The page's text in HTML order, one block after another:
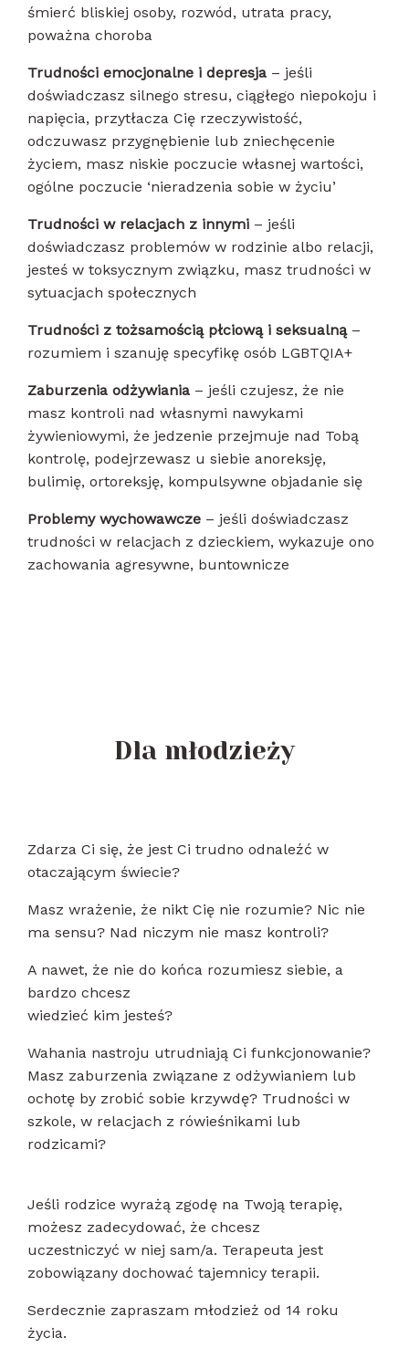
śmierć bliskiej osoby, rozwód, utrata pracy,
poważna choroba
Trudności emocjonalne i depresja – jeśli
doświadczasz silnego stresu, ciągłego niepokoju i
napięcia, przytłacza Cię rzeczywistość,
odczuwasz przygnębienie lub zniechęcenie
życiem, masz niskie poczucie własnej wartości,
ogólne poczucie ‘nieradzenia sobie w życiu’
Trudności w relacjach z innymi – jeśli
doświadczasz problemów w rodzinie albo relacji,
jesteś w toksycznym związku, masz trudności w
sytuacjach społecznych
Trudności z tożsamością płciową i seksualną–
rozumiem i szanuję specyfikę osób LGBTQIA+
Zaburzenia odżywiania – jeśli czujesz, że nie
masz kontroli nad własnymi nawykami
żywieniowymi, że jedzenie przejmuje nad Tobą
kontrolę, podejrzewasz u siebie anoreksję,
bulimię, ortoreksję, kompulsywne objadanie się
Problemy wychowawcze – jeśli doświadczasz
trudności w relacjach z dzieckiem, wykazuje ono
zachowania agresywne, buntownicze
Dla młodzieży
Zdarza Ci się, że jest Ci trudno odnaleźć w
otaczającym świecie?
Masz wrażenie, że nikt Cię nie rozumie? Nic nie
ma sensu? Nad niczym nie masz kontroli?
A nawet, że nie do końca rozumiesz siebie, a
bardzo chcesz
wiedzieć kim jesteś?
Wahania nastroju utrudniają Ci funkcjonowanie?
Masz zaburzenia związane z odżywianiem lub
ochotę by zrobić sobie krzywdę? Trudności w
szkole, w relacjach z rówieśnikami lub
rodzicami?
Jeśli rodzice wyrażą zgodę na Twoją terapię,
możesz zadecydować, że chcesz
uczestniczyć w niej sam/a. Terapeuta jest
zobowiązany dochować tajemnicy terapii.
Serdecznie zapraszam młodzież od 14 roku
życia.